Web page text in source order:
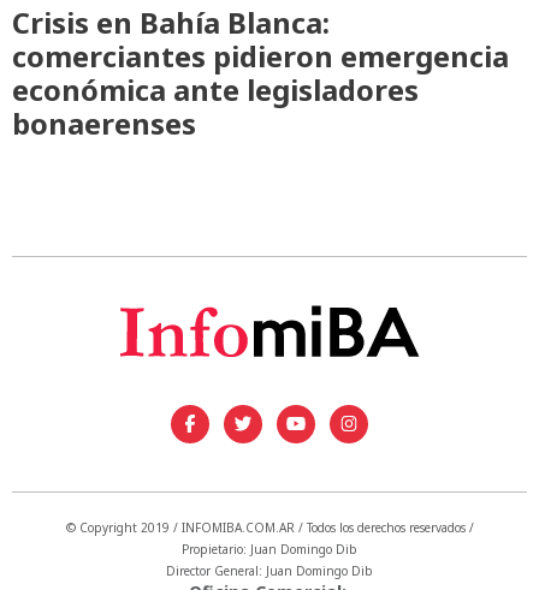
Crisis en Bahía Blanca:
comerciantes pidieron emergencia
económica ante legisladores
bonaerenses
© Copyright 2019 / INFOMIBA.COM.AR / Todos los derechos reservados /
Propietario: Juan Domingo Dib
Director General: Juan Domingo Dib